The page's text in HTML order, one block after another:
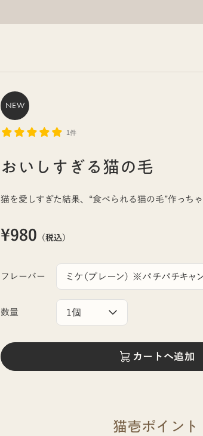
NEW
1件
おいしすぎる猫の毛
猫を愛しすぎた結果、“食べられる猫の毛”作っちゃ
¥980 （税込）
フレーバー
数量
カートへ追加
猫壱ポイント